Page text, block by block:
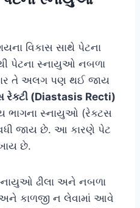
વિકાસ સાથે પેટના
પેટના સ્નાયુઓ નબળા
તે અલગ પણ થઈ જાય
રેક્ટી (Diastasis Recti)
ભાગના સ્નાયુઓ (રેક્ટસ
જાય છે. આ કારણે પેટ
છે.
ઢીલા અને નબળા
કાળજી ન લેવામાં આવે